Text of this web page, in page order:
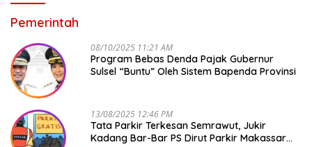
Pemerintah
08/10/2025 11:21 AM
Program Bebas Denda Pajak Gubernur
Sulsel “Buntu” Oleh Sistem Bapenda Provinsi
13/08/2025 12:46 PM
Tata Parkir Terkesan Semrawut, Jukir
Kadang Bar-Bar PS Dirut Parkir Makassar